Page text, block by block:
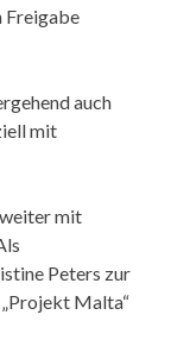
Freigabe
auch
mit
mit
Peters zur
Malta“